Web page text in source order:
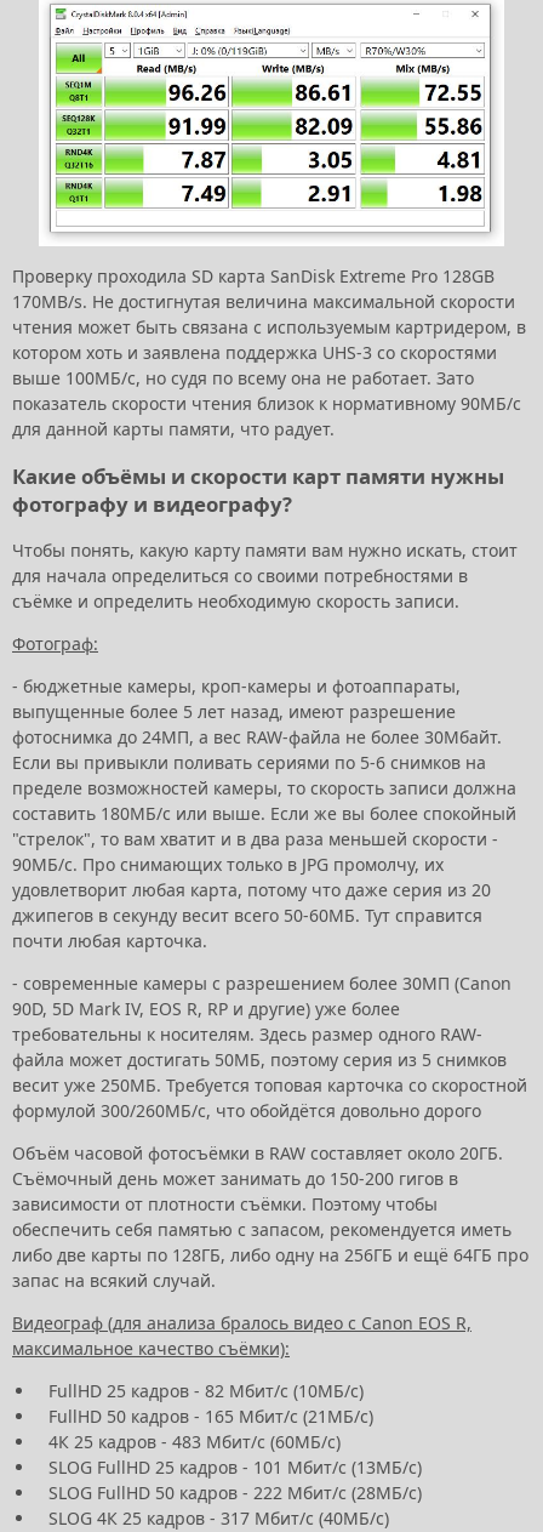
Проверку проходила SD карта SanDisk Extreme Pro 128GB
170MB/s. Не достигнутая величина максимальной скорости
чтения может быть связана с используемым картридером, в
котором хоть и заявлена поддержка UHS-3 со скоростями
выше 100МБ/с, но судя по всему она не работает. Зато
показатель скорости чтения близок к нормативному 90МБ/с
для данной карты памяти, что радует.
Какие объёмы и скорости карт памяти нужны
фотографу и видеографу?
Чтобы понять, какую карту памяти вам нужно искать, стоит
для начала определиться со своими потребностями в
съёмке и определить необходимую скорость записи.
Фотограф:
- бюджетные камеры, кроп-камеры и фотоаппараты,
выпущенные более 5 лет назад, имеют разрешение
фотоснимка до 24МП, а вес RAW-файла не более 30Мбайт.
Если вы привыкли поливать сериями по 5-6 снимков на
пределе возможностей камеры, то скорость записи должна
составить 180МБ/с или выше. Если же вы более спокойный
"стрелок", то вам хватит и в два раза меньшей скорости -
90МБ/с. Про снимающих только в JPG промолчу, их
удовлетворит любая карта, потому что даже серия из 20
джипегов в секунду весит всего 50-60МБ. Тут справится
почти любая карточка.
- современные камеры с разрешением более 30МП (Canon
90D, 5D Mark IV, EOS R, RP и другие) уже более
требовательны к носителям. Здесь размер одного RAW-
файла может достигать 50МБ, поэтому серия из 5 снимков
весит уже 250МБ. Требуется топовая карточка со скоростной
формулой 300/260МБ/с, что обойдётся довольно дорого
Объём часовой фотосъёмки в RAW составляет около 20ГБ.
Съёмочный день может занимать до 150-200 гигов в
зависимости от плотности съёмки. Поэтому чтобы
обеспечить себя памятью с запасом, рекомендуется иметь
либо две карты по 128ГБ, либо одну на 256ГБ и ещё 64ГБ про
запас на всякий случай.
Видеограф (для анализа бралось видео с Canon EOS R,
максимальное качество съёмки):
FullHD 25 кадров - 82 Мбит/с (10МБ/с)
FullHD 50 кадров - 165 Мбит/с (21МБ/с)
4К 25 кадров - 483 Мбит/с (60МБ/с)
SLOG FullHD 25 кадров - 101 Мбит/с (13МБ/с)
SLOG FullHD 50 кадров - 222 Мбит/с (28МБ/с)
SLOG 4К 25 кадров - 317 Мбит/с (40МБ/с)